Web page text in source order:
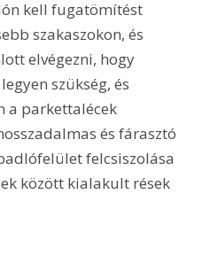
kell fugatömítést
szakaszokon, és
elvégezni, hogy
szükség, és
a parkettalécek
és fárasztó
felcsiszolása
között kialakult rések